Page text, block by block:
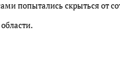
попытались скрыться от
.